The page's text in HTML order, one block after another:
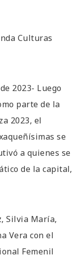
Culturas
2023- Luego
parte de la
2023, el
se
a quienes se
de la capital,
Silvia María,
Vera con el
Femenil